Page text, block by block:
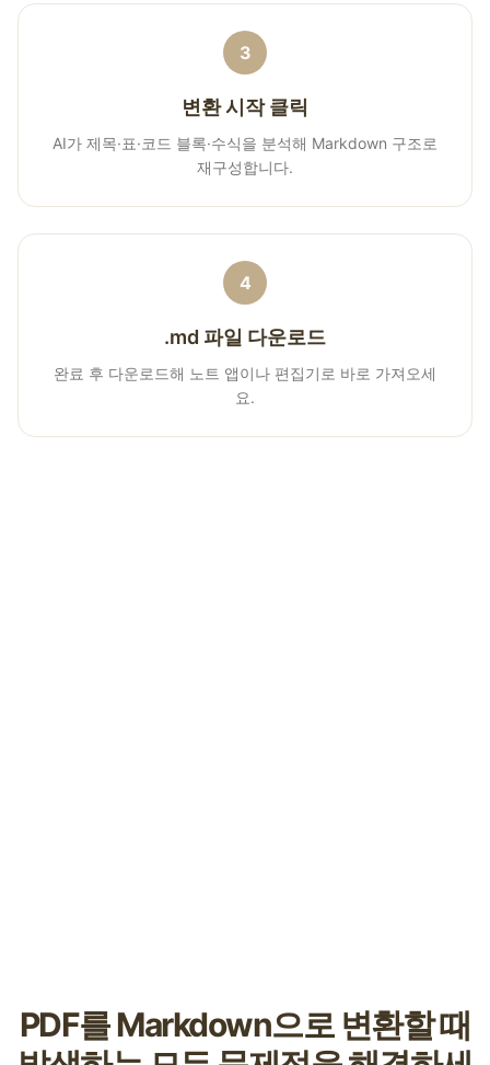
3
변환 시작 클릭
AI가 제목·표·코드 블록·수식을 분석해 Markdown 구조로
재구성합니다.
4
.md 파일 다운로드
완료 후 다운로드해 노트 앱이나 편집기로 바로 가져오세
요.
PDF를 Markdown으로 변환할 때